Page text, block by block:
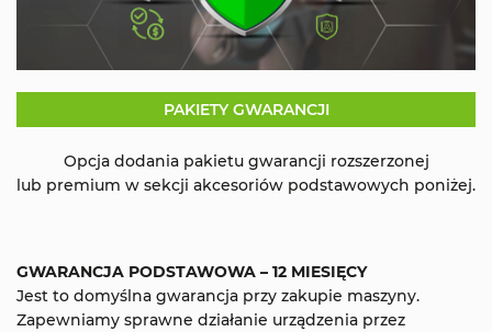
PAKIETY GWARANCJI
Opcja dodania pakietu gwarancji rozszerzonej
lub premium w sekcji akcesoriów podstawowych poniżej.
GWARANCJA PODSTAWOWA – 12 MIESIĘCY
Jest to domyślna gwarancja przy zakupie maszyny.
Zapewniamy sprawne działanie urządzenia przez